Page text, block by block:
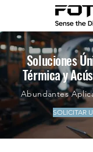
Soluciones
Térmica y
Abundantes
SOLICITAR